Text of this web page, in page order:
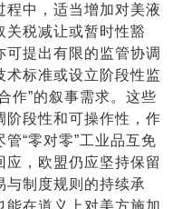
程中，适当增加对美液
关税减让或暂时性豁
可提出有限的监管协调
术标准或设立阶段性监
作”的叙事需求。这些
阶段性和可操作性，作
“零对零”工业品互免
应，欧盟仍应坚持保留
与制度规则的持续承
能在道义上对美方施加